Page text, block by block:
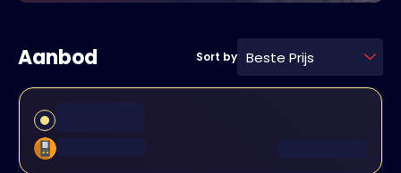
Aanbod Sort by Beste Prijs